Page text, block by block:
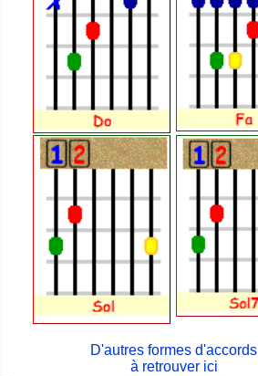
D'autres formes d'accords
à retrouver ici